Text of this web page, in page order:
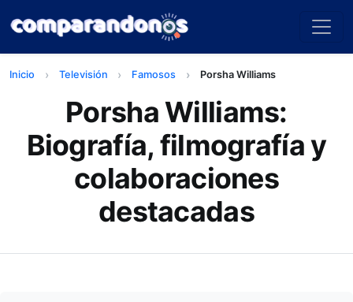
Inicio Televisión Famosos Porsha Williams
Porsha Williams:
Biografía, filmografía y
colaboraciones
destacadas